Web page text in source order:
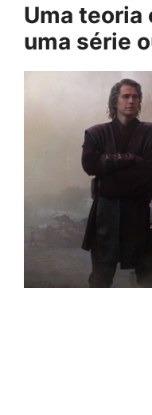
Uma teoria
uma série